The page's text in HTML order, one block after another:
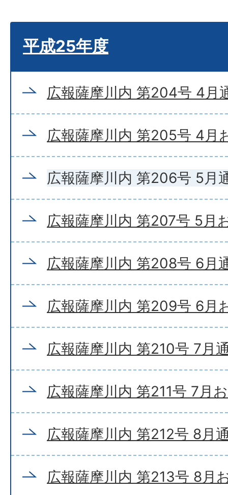
平成25年度
広報薩摩川内 第204号 4月
広報薩摩川内 第205号 4月
広報薩摩川内 第206号 5月
広報薩摩川内 第207号 5月
広報薩摩川内 第208号 6月
広報薩摩川内 第209号 6月
広報薩摩川内 第210号 7月
広報薩摩川内 第211号 7月
広報薩摩川内 第212号 8月
広報薩摩川内 第213号 8月